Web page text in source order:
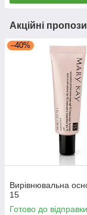
Акційні
–40%
Вирівнювальна
15
Готово до відправки